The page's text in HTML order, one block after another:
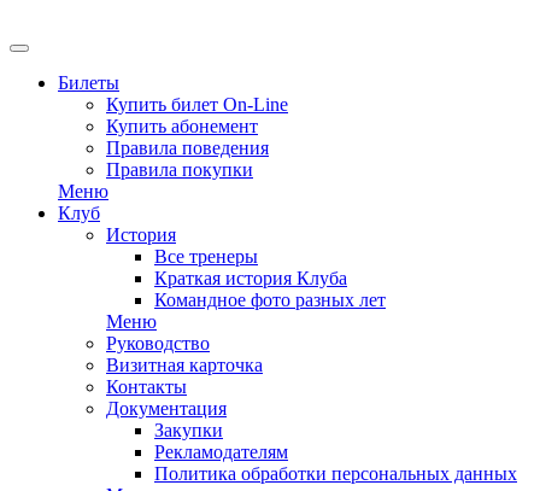
Билеты
Купить билет On-Line
Купить абонемент
Правила поведения
Правила покупки
Меню
Клуб
История
Все тренеры
Краткая история Клуба
Командное фото разных лет
Меню
Руководство
Визитная карточка
Контакты
Документация
Закупки
Рекламодателям
Политика обработки персональных данных